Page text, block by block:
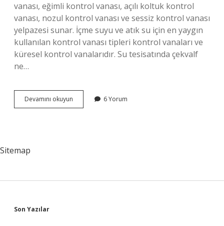
vanası, eğimli kontrol vanası, açılı koltuk kontrol
vanası, nozul kontrol vanası ve sessiz kontrol vanası
yelpazesi sunar. İçme suyu ve atık su için en yaygın
kullanılan kontrol vanası tipleri kontrol vanaları ve
küresel kontrol vanalarıdır. Su tesisatında çekvalf
ne…
Devamını okuyun
Vana
6 Yorum
Sitemap
Sidebar
Son Yazılar